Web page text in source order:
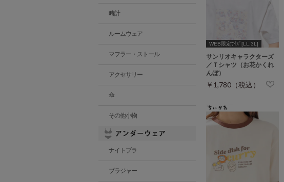
WEB限定ｻｲｽﾞ[LL,3L]
サンリオキャラクターズ
／Ｔシャツ（お花かくれ
んぼ）
￥1,780（税込）
時計
ルームウェア
マフラー・ストール
アクセサリー
傘
その他小物
ナイトブラ
ブラジャー